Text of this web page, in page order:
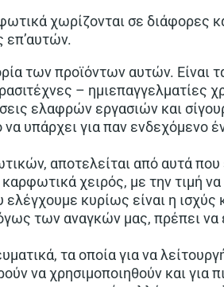
χωρίζονται σε διάφορες
επ’αυτών.
των προϊόντων αυτών. Είναι
– ημιεπαγγελματίες
ελαφρών εργασιών και
υπάρχει για παν ενδεχόμενο
αποτελείται από αυτά
χειρός, με την τιμή
κυρίως είναι η
των αναγκών μας, πρέπει να
τα οποία για να
να χρησιμοποιηθούν και για